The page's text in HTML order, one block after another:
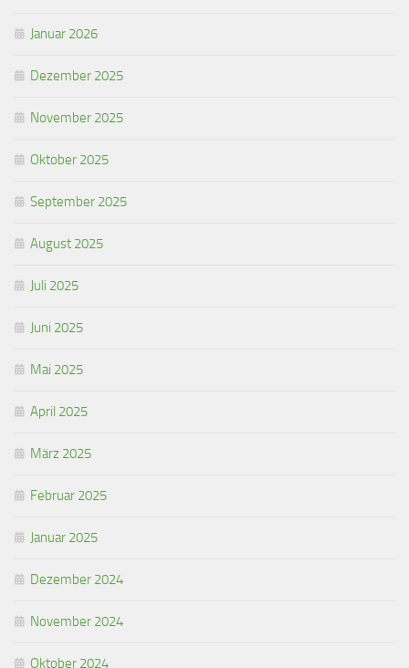
Januar 2026
Dezember 2025
November 2025
Oktober 2025
September 2025
August 2025
Juli 2025
Juni 2025
Mai 2025
April 2025
März 2025
Februar 2025
Januar 2025
Dezember 2024
November 2024
Oktober 2024